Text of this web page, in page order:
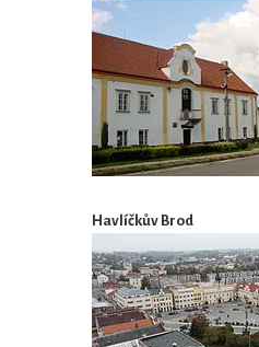
Havlíčkův Brod